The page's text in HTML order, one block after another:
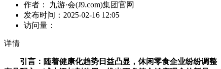
作者： 九游·会(J9.com)集团官网
发布时间： 2025-02-16 12:05
访问量：
详情
引言：随着健康化趋势日益凸显，休闲零食企业纷纷调整